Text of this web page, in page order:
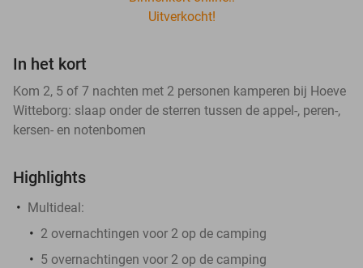
Uitverkocht!
In het kort
Kom 2, 5 of 7 nachten met 2 personen kamperen bij Hoeve
Witteborg: slaap onder de sterren tussen de appel-, peren-,
kersen- en notenbomen
Highlights
Multideal:
2 overnachtingen voor 2 op de camping
5 overnachtingen voor 2 op de camping